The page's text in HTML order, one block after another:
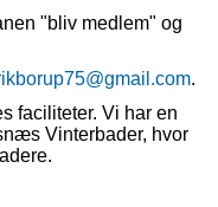
"bliv medlem" og
.
faciliteter. Vi har en
Vinterbader, hvor